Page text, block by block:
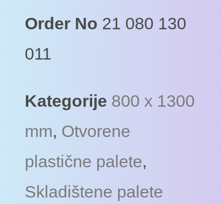
Order No 21 080 130
011
Kategorije 800 x 1300
mm, Otvorene
plastične palete,
Skladištene palete